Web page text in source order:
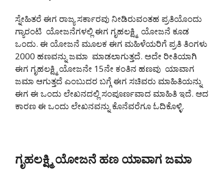
ಸ್ನೇಹಿತರೆ ಈಗ ರಾಜ್ಯ ಸರ್ಕಾರವು ನೀಡಿರುವಂತಹ ಪ್ರತಿಯೊಂದು
ಗ್ಯಾರಂಟಿ ಯೋಜನೆಗಳಲ್ಲಿ ಈಗ ಗೃಹಲಕ್ಷ್ಮಿ ಯೋಜನೆ ಕೂಡ
ಒಂದು. ಈ ಯೋಜನೆ ಮೂಲಕ ಈಗ ಮಹಿಳೆಯರಿಗೆ ಪ್ರತಿ ತಿಂಗಳು
2000 ಹಣವನ್ನು ಜಮಾ ಮಾಡಲಾಗುತ್ತದೆ. ಅದೇ ರೀತಿಯಾಗಿ
ಈಗ ಗೃಹಲಕ್ಷ್ಮಿ ಯೋಜನೇ 15ನೇ ಕಂತಿನ ಹಣವು ಯಾವಾಗ
ಜಮಾ ಆಗುತ್ತದೆ ಎಂಬುದರ ಬಗ್ಗೆ ಈಗ ಸಚಿವರು ಮಾಹಿತಿಯನ್ನು
ಈಗ ಈ ಒಂದು ಲೇಖನದಲ್ಲಿ ಸಂಪೂರ್ಣವಾದ ಮಾಹಿತಿ ಇದೆ. ಆದ
ಕಾರಣ ಈ ಒಂದು ಲೇಖನವನ್ನು ಕೊನೆವರೆಗೂ ಓದಿಕೊಳ್ಳಿ.
ಗೃಹಲಕ್ಷ್ಮಿ ಯೋಜನೆ ಹಣ ಯಾವಾಗ ಜಮಾ